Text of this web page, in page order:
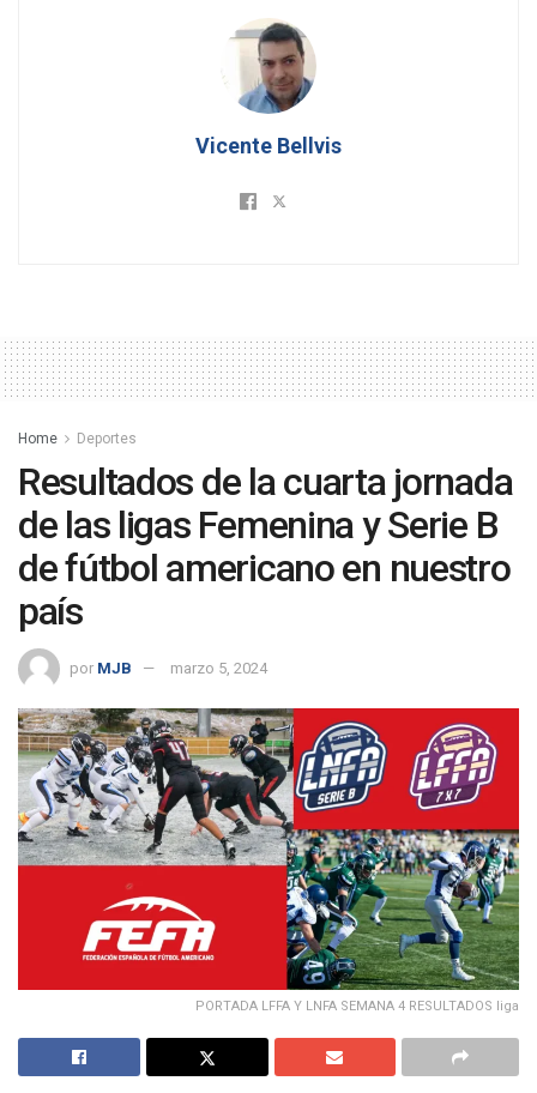
Vicente Bellvis
Home Deportes
Resultados de la cuarta jornada
de las ligas Femenina y Serie B
de fútbol americano en nuestro
país
por MJB marzo 5, 2024
PORTADA LFFA Y LNFA SEMANA 4 RESULTADOS liga